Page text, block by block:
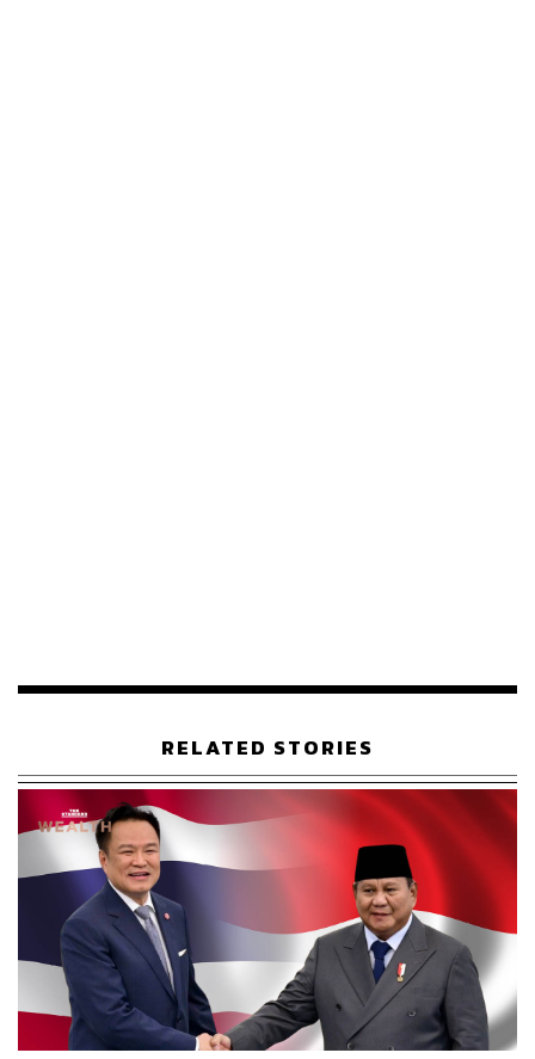
RELATED STORIES